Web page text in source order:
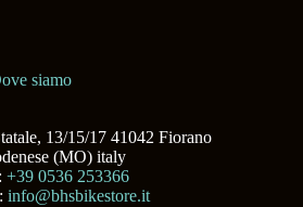
siamo
13/15/17 41042 Fiorano
(MO) italy
:+39 0536 253366
info@bhsbikestore.it